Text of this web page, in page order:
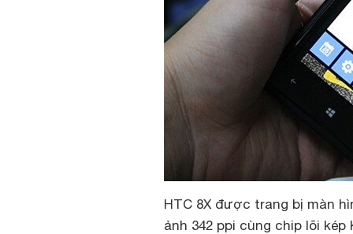
HTC 8X được trang bị màn
ảnh 342 ppi cùng chip lõi kép